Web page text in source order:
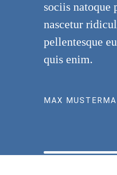
sociis natoque
nascetur
pellentesque
quis enim.
MAX